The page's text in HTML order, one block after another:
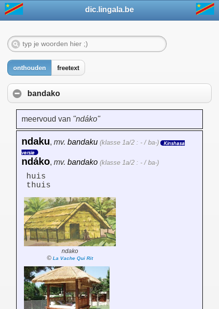
dic.lingala.be
onthouden freetext
bandako
meervoud van "ndáko"
ndaku, mv. bandaku (klasse 1a/2 : - / ba-)
Kinshasa
versie
ndáko, mv. bandako (klasse 1a/2 : - / ba-)
huis
thuis
ndako
© La Vache Qui Rit